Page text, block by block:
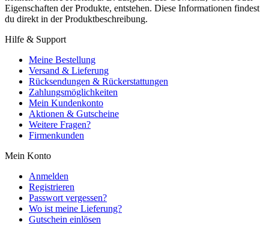
Eigenschaften der Produkte, entstehen. Diese Informationen findest
du direkt in der Produktbeschreibung.
Hilfe & Support
Meine Bestellung
Versand & Lieferung
Rücksendungen & Rückerstattungen
Zahlungsmöglichkeiten
Mein Kundenkonto
Aktionen & Gutscheine
Weitere Fragen?
Firmenkunden
Mein Konto
Anmelden
Registrieren
Passwort vergessen?
Wo ist meine Lieferung?
Gutschein einlösen